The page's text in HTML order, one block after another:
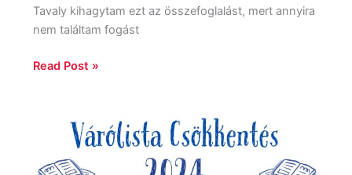
Tavaly kihagytam ezt az összefoglalást, mert annyira
nem találtam fogást
Read Post »
csökkentés